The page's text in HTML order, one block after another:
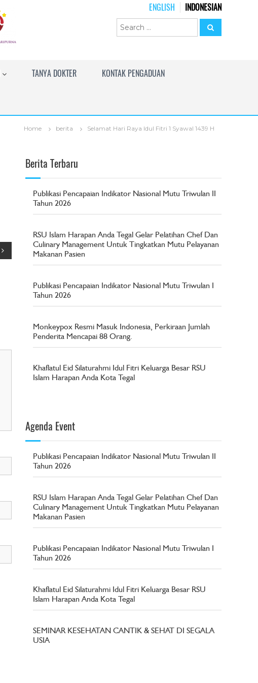
ENGLISH INDONESIAN
TANYA DOKTER KONTAK PENGADUAN
Home berita Selamat Hari Raya Idul Fitri 1 Syawal 1439 H
Berita Terbaru
Publikasi Pencapaian Indikator Nasional Mutu Triwulan II
Tahun 2026
RSU Islam Harapan Anda Tegal Gelar Pelatihan Chef Dan
Culinary Management Untuk Tingkatkan Mutu Pelayanan
Makanan Pasien
Publikasi Pencapaian Indikator Nasional Mutu Triwulan I
Tahun 2026
Monkeypox Resmi Masuk Indonesia, Perkiraan Jumlah
Penderita Mencapai 88 Orang.
Khaflatul Eid Silaturahmi Idul Fitri Keluarga Besar RSU
Islam Harapan Anda Kota Tegal
Agenda Event
Publikasi Pencapaian Indikator Nasional Mutu Triwulan II
Tahun 2026
RSU Islam Harapan Anda Tegal Gelar Pelatihan Chef Dan
Culinary Management Untuk Tingkatkan Mutu Pelayanan
Makanan Pasien
Publikasi Pencapaian Indikator Nasional Mutu Triwulan I
Tahun 2026
Khaflatul Eid Silaturahmi Idul Fitri Keluarga Besar RSU
Islam Harapan Anda Kota Tegal
SEMINAR KESEHATAN CANTIK & SEHAT DI SEGALA
USIA